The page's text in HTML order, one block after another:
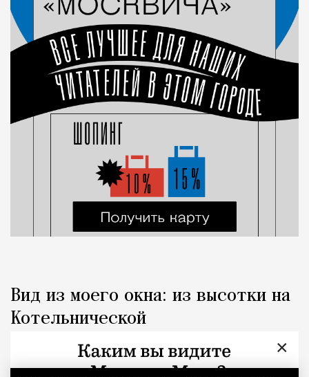
Вид из моего окна: из высотки на
Котельнической
Наталья Журавлева ×